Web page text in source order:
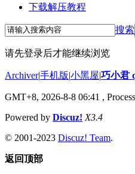
下载解压教程
搜索
请先登录后才能继续浏览
Archiver|手机版|小黑屋|巧小君
GMT+8, 2026-8-8 06:41 ,
Powered by Discuz! X3.4
© 2001-2023 Discuz! Team.
返回顶部